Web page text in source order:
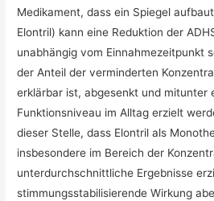
Medikament, dass ein Spiegel
Elontril) kann eine Reduktion der
unabhängig vom Einnahmezeitpunkt
der Anteil der verminderten
erklärbar ist, abgesenkt und mitunter
Funktionsniveau im Alltag erzielt
dieser Stelle, dass Elontril als
insbesondere im Bereich der
unterdurchschnittliche Ergebnisse
stimmungsstabilisierende Wirkung